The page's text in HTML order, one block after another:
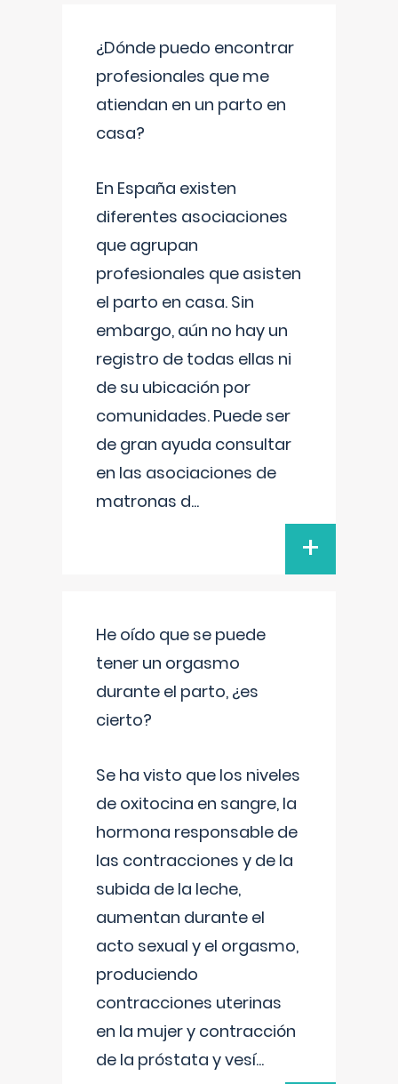
¿Dónde puedo encontrar
profesionales que me
atiendan en un parto en
casa?
En España existen
diferentes asociaciones
que agrupan
profesionales que asisten
el parto en casa. Sin
embargo, aún no hay un
registro de todas ellas ni
de su ubicación por
comunidades. Puede ser
de gran ayuda consultar
en las asociaciones de
matronas d...
+
He oído que se puede
tener un orgasmo
durante el parto, ¿es
cierto?
Se ha visto que los niveles
de oxitocina en sangre, la
hormona responsable de
las contracciones y de la
subida de la leche,
aumentan durante el
acto sexual y el orgasmo,
produciendo
contracciones uterinas
en la mujer y contracción
de la próstata y vesí...